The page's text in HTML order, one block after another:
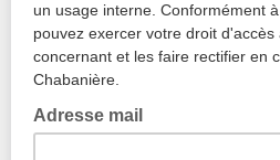
un usage interne. Conformément
pouvez exercer votre droit
concernant et les faire rectifier en
Chabanière.
Adresse mail